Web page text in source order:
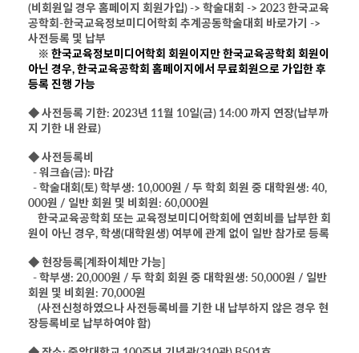
(비회원일 경우 홈페이지 회원가입) -> 학술대회 -> 2023 한국교육
공학회-한국교육정보미디어학회 추계공동학술대회 바로가기 ->
사전등록 및 납부
※ 한국교육정보미디어학회 회원이지만 한국교육공학회 회원이
아닌 경우, 한국교육공학회 홈페이지에서 무료회원으로 가입한 후
등록 진행 가능
◆사전등록 기한: 2023년 11월 10일(금) 14:00 까지 연장(납부까
지 기한 내 완료)
◆사전등록비
- 워크숍(금): 마감
- 학술대회(토) 학부생: 10,000원 / 두 학회 회원 중 대학원생: 40,
000원 / 일반 회원 및 비회원: 60,000원
한국교육공학회 또는 교육정보미디어학회에 연회비를 납부한 회
원이 아닌 경우, 학생(대학원생) 여부에 관계 없이 일반 참가로 등록
◆ 현장등록[계좌이체만 가능]
- 학부생: 20,000원 / 두 학회 회원 중 대학원생: 50,000원 / 일반
회원 및 비회원: 70,000원
(사전신청하였으나 사전등록비를 기한 내 납부하지 않은 경우 현
장등록비로 납부하여야 함)